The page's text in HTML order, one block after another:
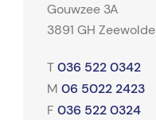
Gouwzee 3A
3891 GH Zeewolde
T 036 522 0342
M 06 5022 2423
F 036 522 0324